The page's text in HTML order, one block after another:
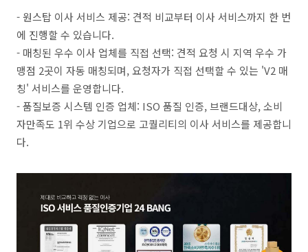
- 원스탑 이사 서비스 제공: 견적 비교부터 이사 서비스까지 한 번
에 진행할 수 있습니다.
- 매칭된 우수 이사 업체를 직접 선택: 견적 요청 시 지역 우수 가
맹점 2곳이 자동 매칭되며, 요청자가 직접 선택할 수 있는 'V2 매
칭' 서비스를 운영합니다.
- 품질보증 시스템 인증 업체: ISO 품질 인증, 브랜드대상, 소비
자만족도 1위 수상 기업으로 고퀄리티의 이사 서비스를 제공합니
다.